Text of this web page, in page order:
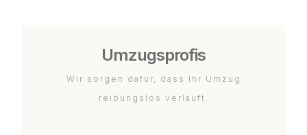
Umzugsprofis
Wir sorgen dafür, dass Ihr Umzug
reibungslos verläuft.